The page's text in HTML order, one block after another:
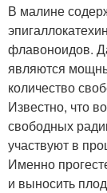
В малине
флавоноидов.
являются
количество
Известно, что
свободных
участвуют в
Именно
и выносить